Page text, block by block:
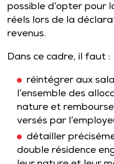
possible d’opter pour
réels lors de la
revenus.
Dans ce cadre, il faut :
réintégrer aux
l’ensemble des
nature et
versés par
détailler
double résidence